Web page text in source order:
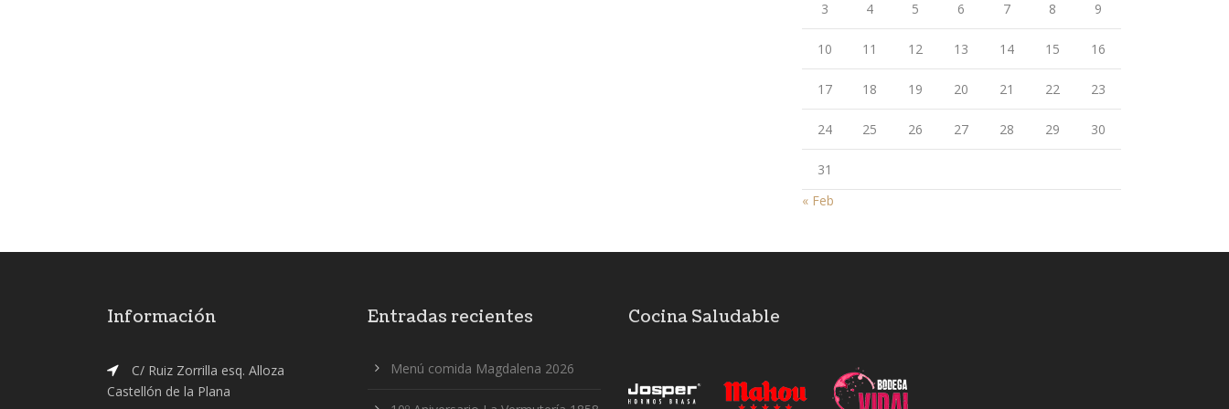
3 4 5 6 7 8 9
10 11 12 13 14 15 16
17 18 19 20 21 22 23
24 25 26 27 28 29 30
31
« Feb
Información
C/ Ruiz Zorrilla esq. Alloza
Castellón de la Plana
Entradas recientes
Menú comida Magdalena 2026
Cocina Saludable